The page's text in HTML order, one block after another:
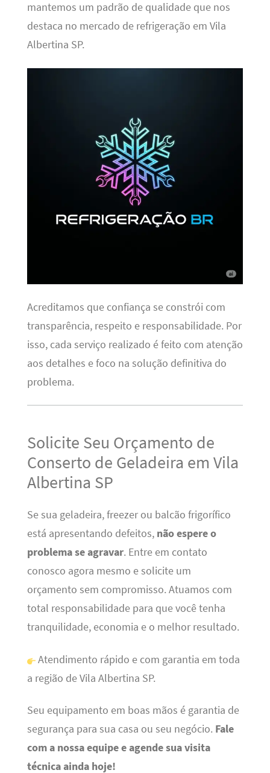
mantemos um padrão de qualidade que nos
destaca no mercado de refrigeração em Vila
Albertina SP.
Acreditamos que confiança se constrói com
transparência, respeito e responsabilidade. Por
isso, cada serviço realizado é feito com atenção
aos detalhes e foco na solução definitiva do
problema.
Solicite Seu Orçamento de
Conserto de Geladeira em Vila
Albertina SP
Se sua geladeira, freezer ou balcão frigorífico
está apresentando defeitos, não espere o
problema se agravar. Entre em contato
conosco agora mesmo e solicite um
orçamento sem compromisso. Atuamos com
total responsabilidade para que você tenha
tranquilidade, economia e o melhor resultado.
Atendimento rápido e com garantia em toda
a região de Vila Albertina SP.
Seu equipamento em boas mãos é garantia de
segurança para sua casa ou seu negócio. Fale
com a nossa equipe e agende sua visita
técnica ainda hoje!